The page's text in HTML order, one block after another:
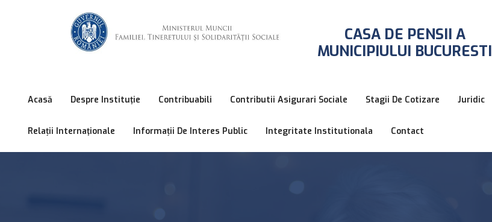
CASA DE PENSII A
MUNICIPIULUI BUCURESTI
Acasă Despre Instituţie Contribuabili Contributii Asigurari Sociale Stagii De Cotizare Juridic
Relații Internaţionale Informații De Interes Public Integritate Institutionala Contact